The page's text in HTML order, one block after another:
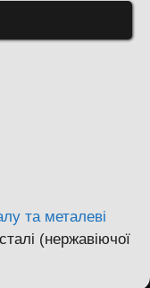
та металеві
(нержавіючої